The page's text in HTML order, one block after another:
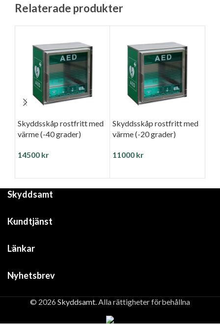
Relaterade produkter
Skyddsskåp rostfritt med
värme (-40 grader)
14500 kr
Skyddsskåp rostfritt med
värme (-20 grader)
11000 kr
Skyddsamt
Kundtjänst
Länkar
Nyhetsbrev
© 2026 Skyddsamt. Alla rättigheter förbehållna